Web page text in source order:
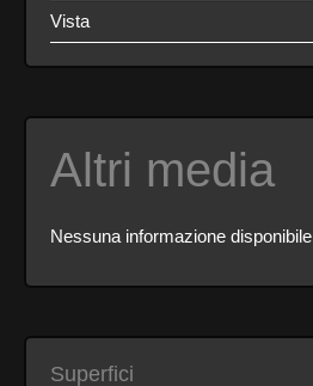
Vista
Altri media
Nessuna informazione disponibile
Superfici